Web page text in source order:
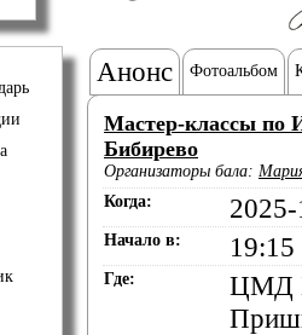
Анонс Фотоальбом
Мастер-классы
Бибирево
Организаторы бала:
Когда:
Начало в: 19:15
Где:
ЦМД